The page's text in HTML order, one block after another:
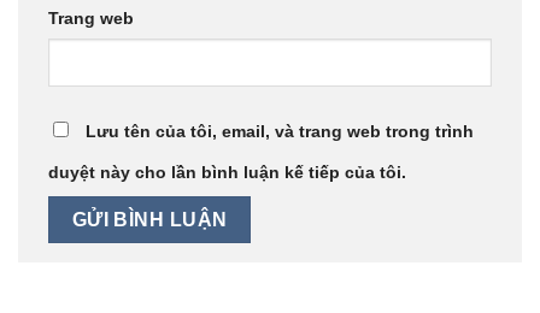
Trang web
Lưu tên của tôi, email, và trang web trong trình
duyệt này cho lần bình luận kế tiếp của tôi.